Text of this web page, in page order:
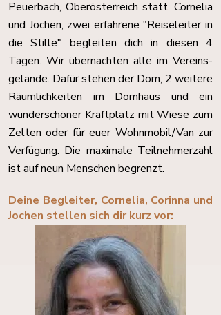
Peuerbach, Oberösterreich statt. Cornelia
und Jochen, zwei erfahrene "Reiseleiter in
die Stille" begleiten dich in diesen 4
Tagen. Wir übernachten alle im Vereins-
gelände. Dafür stehen der Dom, 2 weitere
Räumlichkeiten im Domhaus und ein
wunderschöner Kraftplatz mit Wiese zum
Zelten oder für euer Wohnmobil/Van zur
Verfügung. Die maximale Teilnehmerzahl
ist auf neun Menschen begrenzt.
Deine Begleiter, Cornelia, Corinna und
Jochen stellen sich dir kurz vor: